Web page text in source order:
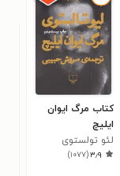
کتاب مرگ ایوان
ایلیچ
لئو تولستوی
۳٫۹(۱۰۷۷)